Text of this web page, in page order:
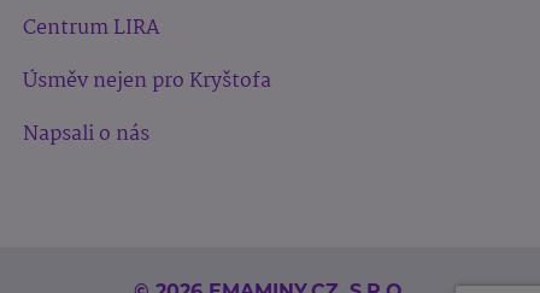
Centrum LIRA
Úsměv nejen pro Kryštofa
Napsali o nás